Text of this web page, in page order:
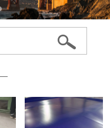
新闻动态
联系我们